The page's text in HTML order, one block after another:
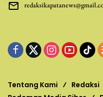
Tentang Kami Redaksi